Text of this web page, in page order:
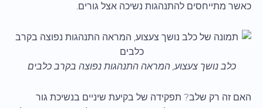
כאשר מתייחסים להתנהגות נשיכה אצל גורים.
כלב נושך צעצוע, המראה התנהגות נפוצה בקרב כלבים
האם זה רק שלב? תפקידה של בקיעת שיניים בנשיכת גור